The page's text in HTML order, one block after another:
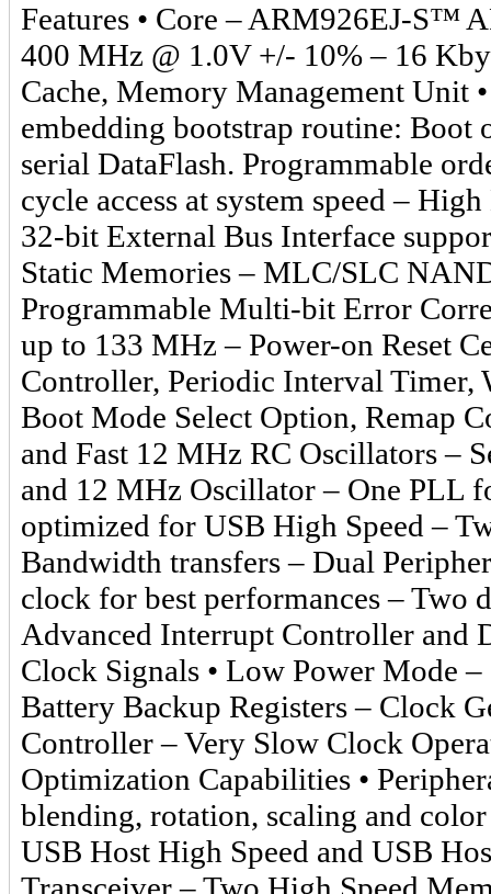
Features • Core – ARM926EJ-S™
400 MHz @ 1.0V +/- 10% – 16
Cache, Memory Management Unit
embedding bootstrap routine:
serial DataFlash. Programmable
cycle access at system speed –
32-bit External Bus Interface
Static Memories – MLC/SLC
Programmable Multi-bit Error
up to 133 MHz – Power-on Reset
Controller, Periodic Interval Timer,
Boot Mode Select Option, Remap
and Fast 12 MHz RC Oscillators –
and 12 MHz Oscillator – One PLL
optimized for USB High Speed –
Bandwidth transfers – Dual
clock for best performances – Two
Advanced Interrupt Controller and
Clock Signals • Low Power Mode
Battery Backup Registers – Clock
Controller – Very Slow Clock
Optimization Capabilities •
blending, rotation, scaling and
USB Host High Speed and USB